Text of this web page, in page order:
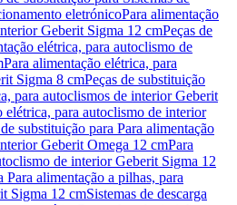
eletrónicoPara alimentação
Geberit Sigma 12 cmPeças de
elétrica, para autoclismo de
Para alimentação elétrica, para
Sigma 8 cmPeças de substituição
para autoclismos de interior Geberit
elétrica, para autoclismo de interior
substituição para Para alimentação
Geberit Omega 12 cmPara
de interior Geberit Sigma 12
Para alimentação a pilhas, para
Sigma 12 cmSistemas de descarga